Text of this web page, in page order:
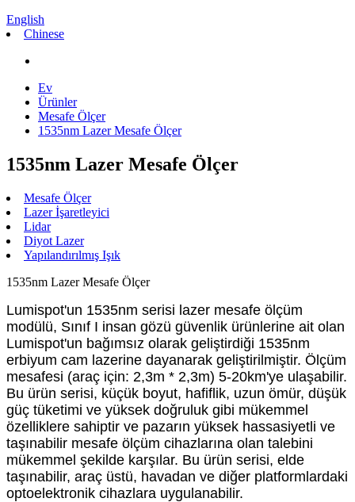
English
Chinese
Ev
Ürünler
Mesafe Ölçer
1535nm Lazer Mesafe Ölçer
1535nm Lazer Mesafe Ölçer
Mesafe Ölçer
Lazer İşaretleyici
Lidar
Diyot Lazer
Yapılandırılmış Işık
1535nm Lazer Mesafe Ölçer
Lumispot'un 1535nm serisi lazer mesafe ölçüm
modülü, Sınıf I insan gözü güvenlik ürünlerine ait olan
Lumispot'un bağımsız olarak geliştirdiği 1535nm
erbiyum cam lazerine dayanarak geliştirilmiştir. Ölçüm
mesafesi (araç için: 2,3m * 2,3m) 5-20km'ye ulaşabilir.
Bu ürün serisi, küçük boyut, hafiflik, uzun ömür, düşük
güç tüketimi ve yüksek doğruluk gibi mükemmel
özelliklere sahiptir ve pazarın yüksek hassasiyetli ve
taşınabilir mesafe ölçüm cihazlarına olan talebini
mükemmel şekilde karşılar. Bu ürün serisi, elde
taşınabilir, araç üstü, havadan ve diğer platformlardaki
optoelektronik cihazlara uygulanabilir.